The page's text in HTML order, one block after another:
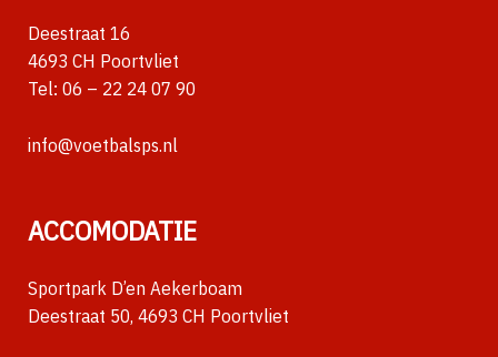
Deestraat 16
4693 CH Poortvliet
Tel: 06 – 22 24 07 90
info@voetbalsps.nl
ACCOMODATIE
Sportpark D’en Aekerboam
Deestraat 50, 4693 CH Poortvliet